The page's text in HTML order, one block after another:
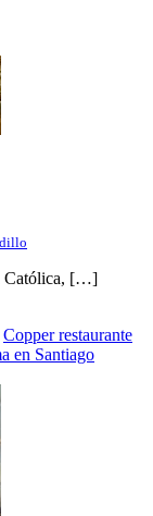
Católica, […]
Copper restaurante
en Santiago